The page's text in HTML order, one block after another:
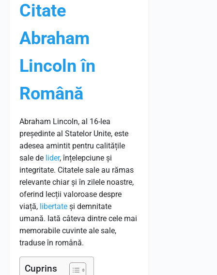
Citate
Abraham
Lincoln în
Română
Abraham Lincoln, al 16-lea
președinte al Statelor Unite, este
adesea amintit pentru calitățile
sale de lider, înțelepciune și
integritate. Citatele sale au rămas
relevante chiar și în zilele noastre,
oferind lecții valoroase despre
viață, libertate și demnitate
umană. Iată câteva dintre cele mai
memorabile cuvinte ale sale,
traduse în română.
Cuprins